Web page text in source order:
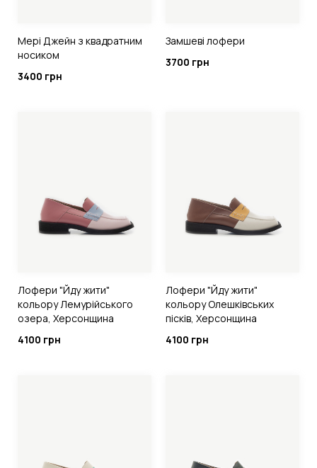
Мері Джейн з квадратним
носиком
3400 грн
Замшеві лофери
3700 грн
Лофери "Йду жити"
кольору Лемурійського
озера, Херсонщина
4100 грн
Лофери "Йду жити"
кольору Олешківських
пісків, Херсонщина
4100 грн